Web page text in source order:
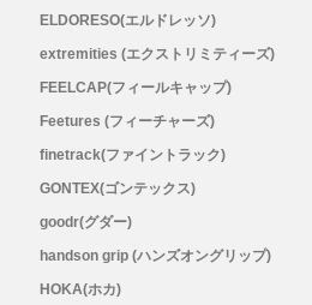
XeroShoes（ゼロシューズ）
YAMAtune(ヤマチューン)
SALE(セール)
BananaGO
ELDORESO(エルドレッソ)
extremities (エクストリミティーズ)
FEELCAP(フィールキャップ)
Feetures (フィーチャーズ)
finetrack(ファイントラック)
GONTEX(ゴンテックス)
goodr(グダー)
handson grip (ハンズオングリップ)
HOKA(ホカ)